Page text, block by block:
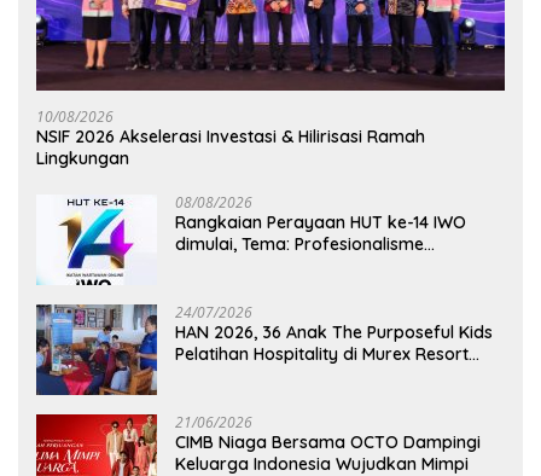
10/08/2026
NSIF 2026 Akselerasi Investasi & Hilirisasi Ramah
Lingkungan
08/08/2026
Rangkaian Perayaan HUT ke-14 IWO
dimulai, Tema: Profesionalisme
24/07/2026
HAN 2026, 36 Anak The Purposeful Kids
Pelatihan Hospitality di Murex Resort
21/06/2026
CIMB Niaga Bersama OCTO Dampingi
Keluarga Indonesia Wujudkan Mimpi